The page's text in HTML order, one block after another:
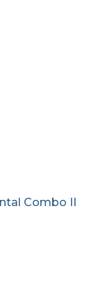
Combo II